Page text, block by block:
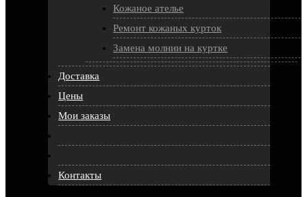
Кожаное ателье
Ремонт кожаных курток
Замена молнии на куртке
Доставка
Цены
Мои заказы
Контакты